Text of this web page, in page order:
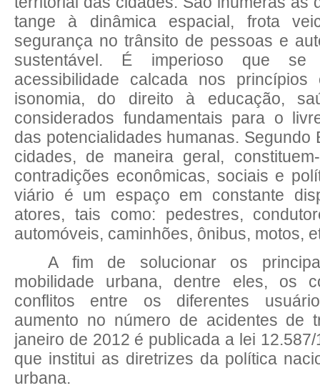
tange à dinâmica espacial, frota
segurança no trânsito de pessoas e
sustentável. É imperioso que se
acessibilidade calcada nos princípios
isonomia, do direito à educação,
considerados fundamentais para o
das potencialidades humanas. Segundo
cidades, de maneira geral,
contradições econômicas, sociais e
viário é um espaço em constante
atores, tais como: pedestres,
automóveis, caminhões, ônibus, motos,
A fim de solucionar os
mobilidade urbana, dentre eles, os
conflitos entre os diferentes
aumento no número de acidentes de
janeiro de 2012 é publicada a lei
que institui as diretrizes da política
urbana.